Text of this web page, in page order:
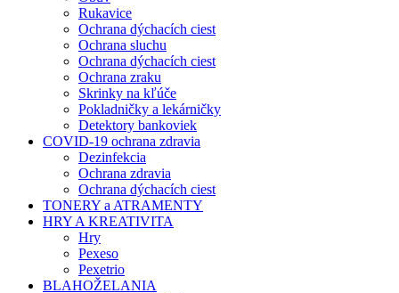
Rukavice
Ochrana dýchacích ciest
Ochrana sluchu
Ochrana dýchacích ciest
Ochrana zraku
Skrinky na kľúče
Pokladničky a lekárničky
Detektory bankoviek
COVID-19 ochrana zdravia
Dezinfekcia
Ochrana zdravia
Ochrana dýchacích ciest
TONERY a ATRAMENTY
HRY A KREATIVITA
Hry
Pexeso
Pexetrio
BLAHOŽELANIA